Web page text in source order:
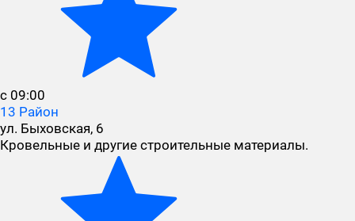
с 09:00
13 Район
ул. Быховская, 6
Кровельные и другие строительные материалы.